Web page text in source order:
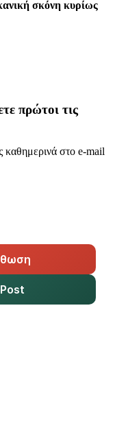
σκόνη κυρίως
πρώτοι τις
καθημερινά στο e-mail